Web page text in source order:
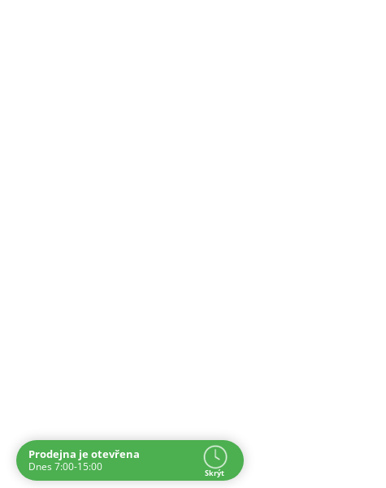
Prodejna je otevřena
Dnes 7:00-15:00
Skrýt
Navštivte nás osobně
Čas